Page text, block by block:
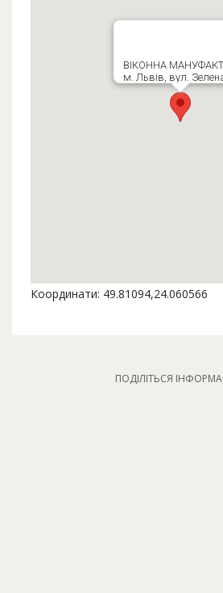
ВІКОННА
м. Львів, вул.
Координати: 49.81094,24.060566
ПОДІЛІТЬСЯ